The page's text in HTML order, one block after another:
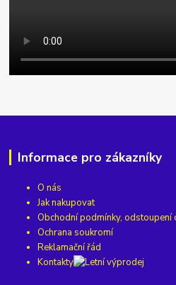
Informace pro zákazníky
O nás
Jak nakupovat
Obchodní podmínky, odstoupení
Ochrana soukromí
Reklamační řád
Kontakty